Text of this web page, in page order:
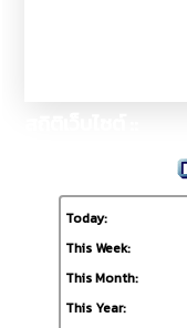
Today:
This Week:
This Month:
This Year: